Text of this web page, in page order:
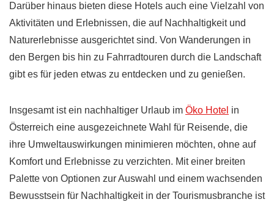
Darüber hinaus bieten diese Hotels auch eine Vielzahl von
Aktivitäten und Erlebnissen, die auf Nachhaltigkeit und
Naturerlebnisse ausgerichtet sind. Von Wanderungen in
den Bergen bis hin zu Fahrradtouren durch die Landschaft
gibt es für jeden etwas zu entdecken und zu genießen.
Insgesamt ist ein nachhaltiger Urlaub im Öko Hotel in
Österreich eine ausgezeichnete Wahl für Reisende, die
ihre Umweltauswirkungen minimieren möchten, ohne auf
Komfort und Erlebnisse zu verzichten. Mit einer breiten
Palette von Optionen zur Auswahl und einem wachsenden
Bewusstsein für Nachhaltigkeit in der Tourismusbranche ist